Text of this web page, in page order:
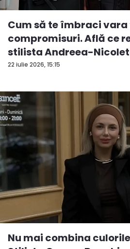
22 iulie 2026, 15:15
Cum să te îmbraci
compromisuri. Află ce
stilista Andreea-
Nu mai combina